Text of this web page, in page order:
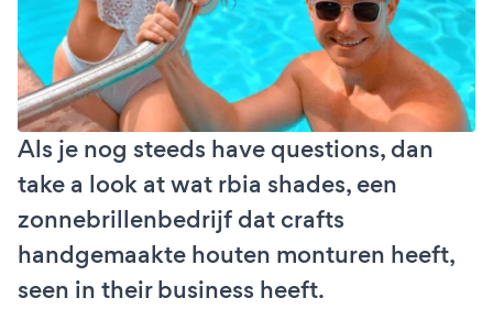
Als je nog steeds have questions, dan
take a look at wat rbia shades, een
zonnebrillenbedrijf dat crafts
handgemaakte houten monturen heeft,
seen in their business heeft.